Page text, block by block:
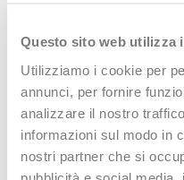
Questo sito web utilizza
Utilizziamo i cookie per
annunci, per fornire
analizzare il nostro
informazioni sul modo in
nostri partner che si
pubblicità e social media,
Mbt X-Furious 2025 +
229,00 €
205,00 €